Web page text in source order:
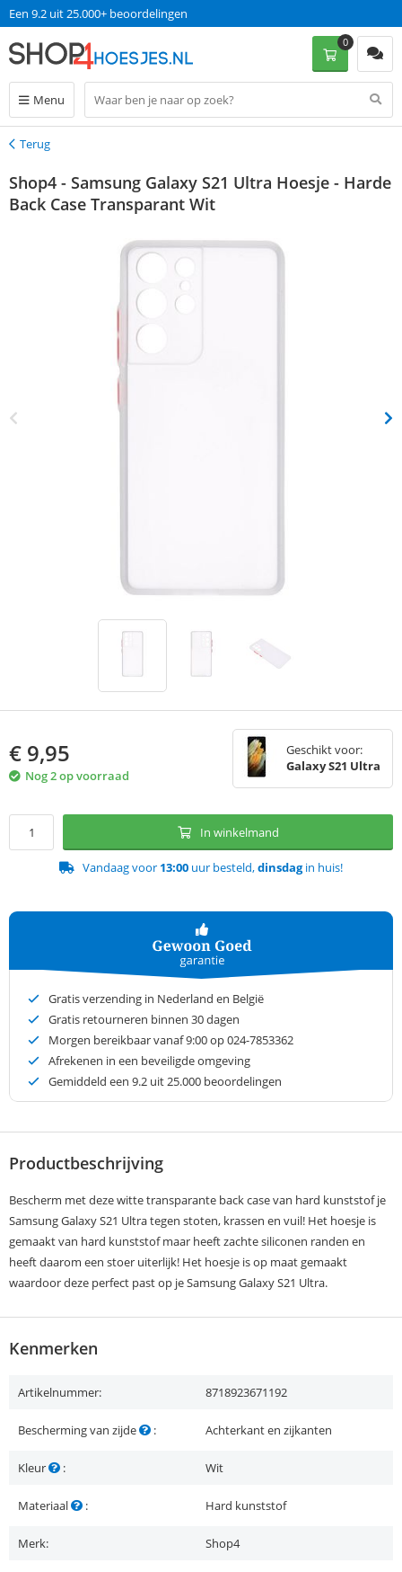
Een 9.2 uit 25.000+ beoordelingen
Menu
0
Terug
Terug
Shop4 - Samsung Galaxy S21 Ultra Hoesje - Harde
Back Case Transparant Wit
€ 9,95
Nog 2 op voorraad
Geschikt voor:
Galaxy S21 Ultra
In winkelmand
Vandaag voor 13:00 uur besteld,dinsdagin huis!
Gratis verzending in Nederland en België
Gratis retourneren binnen 30 dagen
Morgen bereikbaar vanaf 9:00 op 024-7853362
Afrekenen in een beveiligde omgeving
Gemiddeld een 9.2 uit 25.000 beoordelingen
Productbeschrijving
Bescherm met deze witte transparante back case van hard kunststof je
Samsung Galaxy S21 Ultra tegen stoten, krassen en vuil! Het hoesje is
gemaakt van hard kunststof maar heeft zachte siliconen randen en
heeft daarom een stoer uiterlijk! Het hoesje is op maat gemaakt
waardoor deze perfect past op je Samsung Galaxy S21 Ultra.
Kenmerken
Artikelnummer: 8718923671192
Bescherming van zijde : Achterkant en zijkanten
Kleur : Wit
Materiaal : Hard kunststof
Merk: Shop4